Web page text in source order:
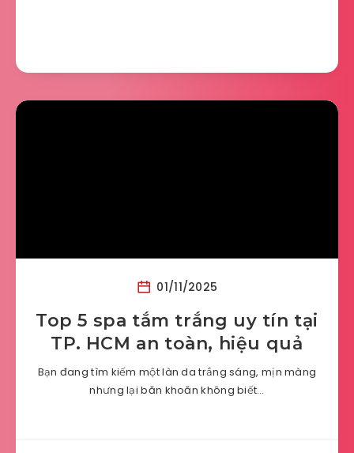
01/11/2025
Top 5 spa tắm trắng uy tín tại
TP. HCM an toàn, hiệu quả
Bạn đang tìm kiếm một làn da trắng sáng, mịn màng
nhưng lại băn khoăn không biết…